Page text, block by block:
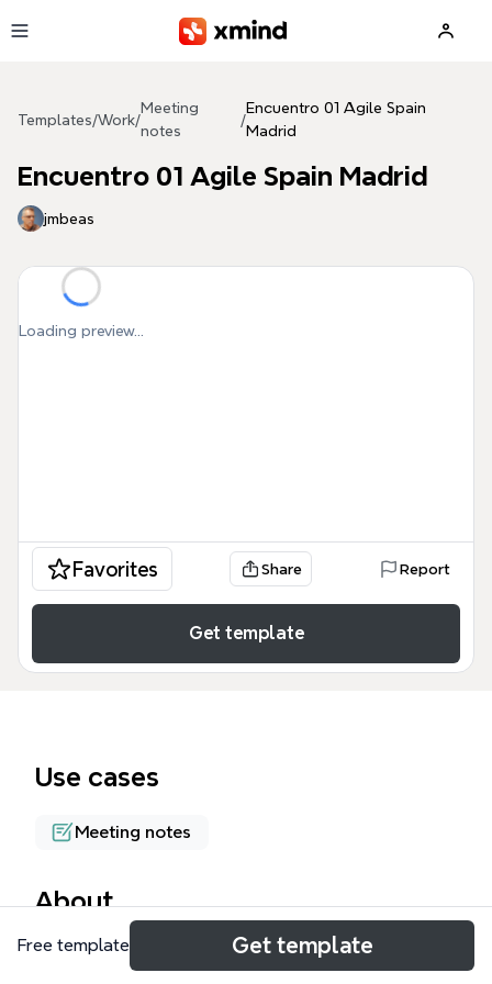
Templates/Work/
Meeting
notes
/
Encuentro 01 Agile Spain
Madrid
Encuentro 01 Agile Spain Madrid
jmbeas
Loading preview...
Favorites Share Report
Get template
Use cases
Meeting notes
About
El Encuentro 01 de Agile Spain Madrid, celebrado el
Free template Get template